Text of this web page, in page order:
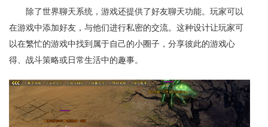
除了世界聊天系统，游戏还提供了好友聊天功能。玩家可以
在游戏中添加好友，与他们进行私密的交流。这种设计让玩家可
以在繁忙的游戏中找到属于自己的小圈子，分享彼此的游戏心
得、战斗策略或日常生活中的趣事。